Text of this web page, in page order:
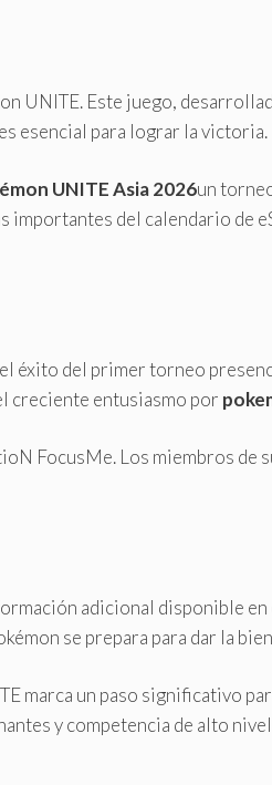
UNITE. Este juego,
esencial para lograr la victoria.
UNITE Asia 2026un
importantes del calendario de
éxito del primer torneo
creciente entusiasmo por
FocusMe. Los miembros de
adicional disponible
se prepara para dar la
marca un paso significativo
y competencia de alto